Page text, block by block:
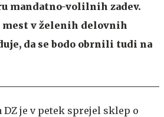
mandatno-volilnih zadev.
mest v želenih delovnih
da se bodo obrnili tudi na
je v petek sprejel sklep o